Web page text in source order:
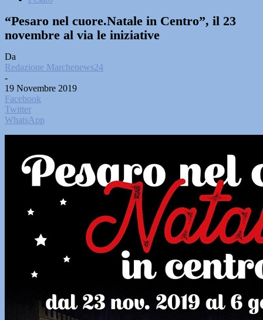
“Pesaro nel cuore.Natale in Centro”, il 23
novembre al via le iniziative
Da
Redazione Marchenews24
-
19 Novembre 2019
Facebook
Twitter
WhatsApp